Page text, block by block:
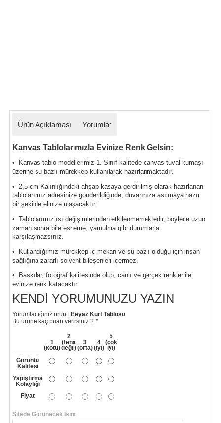
Ürün Açıklaması Yorumlar
Kanvas Tablolarımızla Evinize Renk Gelsin:
• Kanvas tablo modellerimiz 1. Sınıf kalitede canvas tuval kumaşı
üzerine su bazlı mürekkep kullanılarak hazırlanmaktadır.
• 2,5 cm Kalınlığındaki ahşap kasaya gerdirilmiş olarak hazırlanan
tablolarımız adresinize gönderildiğinde, duvarınıza asılmaya hazır
bir şekilde elinize ulaşacaktır.
• Tablolarımız ısı değişimlerinden etkilenmemektedir, böylece uzun
zaman sonra bile esneme, yamulma gibi durumlarla
karşılaşmazsınız.
• Kullandığımız mürekkep iç mekan ve su bazlı olduğu için insan
sağlığına zararlı solvent bileşenleri içermez.
• Baskılar, fotoğraf kalitesinde olup, canlı ve gerçek renkler ile
evinize renk katacaktır.
KENDI YORUMUNUZU YAZIN
Yorumladığınız ürün : Beyaz Kurt Tablosu
Bu ürüne kaç puan verirsiniz ? *
1
(kötü)
2
(fena
değil)
3
(orta)
4
(iyi)
5
(çok
iyi)
Görüntü
Kalitesi
Yapıştırma
Kolaylığı
Fiyat
Sitede Görünecek İsim